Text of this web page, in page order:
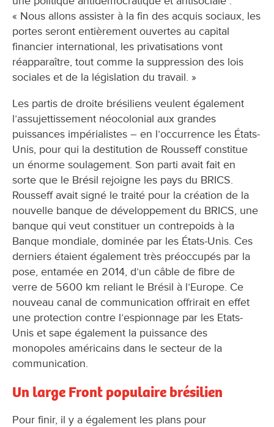
« Nous allons assister à la fin des acquis sociaux, les
portes seront entièrement ouvertes au capital
financier international, les privatisations vont
réapparaître, tout comme la suppression des lois
sociales et de la législation du travail. »
Les partis de droite brésiliens veulent également
l’assujettissement néocolonial aux grandes
puissances impérialistes – en l’occurrence les États-
Unis, pour qui la destitution de Rousseff constitue
un énorme soulagement. Son parti avait fait en
sorte que le Brésil rejoigne les pays du BRICS.
Rousseff avait signé le traité pour la création de la
nouvelle banque de développement du BRICS, une
banque qui veut constituer un contrepoids à la
Banque mondiale, dominée par les États-Unis. Ces
derniers étaient également très préoccupés par la
pose, entamée en 2014, d’un câble de fibre de
verre de 5600 km reliant le Brésil à l’Europe. Ce
nouveau canal de communication offrirait en effet
une protection contre l’espionnage par les Etats-
Unis et sape également la puissance des
monopoles américains dans le secteur de la
communication.
Un large Front populaire brésilien
Pour finir, il y a également les plans pour